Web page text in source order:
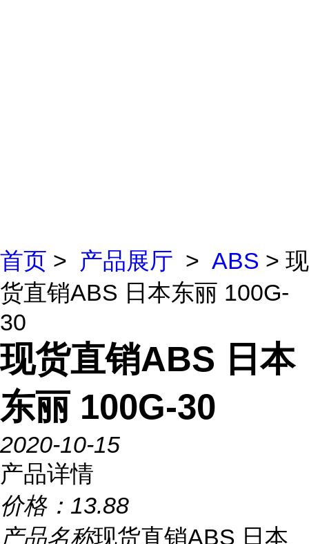
首页 > 产品展厅 > ABS > 现
货直销ABS 日本东丽 100G-
30
现货直销ABS 日本
东丽 100G-30
2020-10-15
产品详情
价格： 13.88
产品名称现货直销ABS 日本